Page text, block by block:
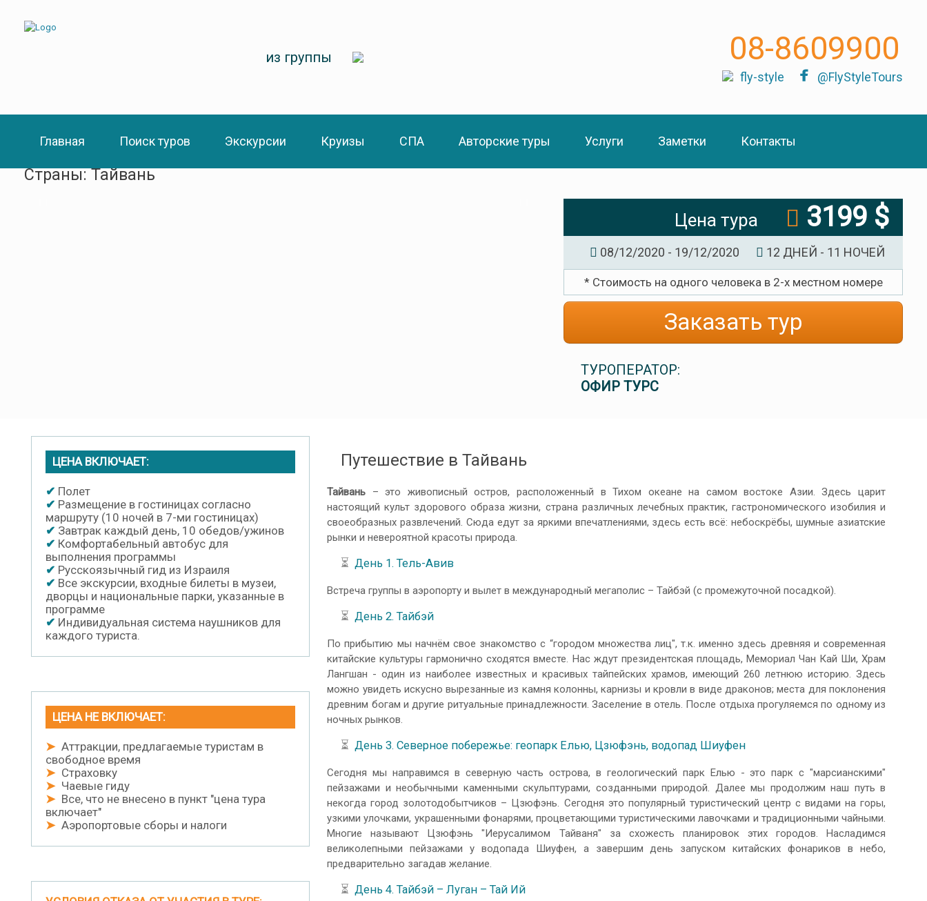
из группы 08-8609900
fly-style @FlyStyleTours
Главная Поиск туров Экскурсии Круизы СПА Авторские туры Услуги Заметки Контакты
Страны: Тайвань
Цена тура 3199 $
08/12/2020 - 19/12/2020 12 ДНЕЙ - 11 НОЧЕЙ
* Стоимость на одного человека в 2-х местном номере
Заказать тур
ТУРОПЕРАТОР:
ОФИР ТУРС
ЦЕНА ВКЛЮЧАЕТ:
✔ Полет
✔ Размещение в гостиницах согласно
маршруту (10 ночей в 7-ми гостиницах)
✔ Завтрак каждый день, 10 обедов/ужинов
✔ Комфортабельный автобус для
выполнения программы
✔ Русскоязычный гид из Израиля
✔ Все экскурсии, входные билеты в музеи,
дворцы и национальные парки, указанные в
программе
✔ Индивидуальная система наушников для
каждого туриста.
ЦЕНА НЕ ВКЛЮЧАЕТ:
➤Аттракции, предлагаемые туристам в
свободное время
➤Страховку
➤Чаевые гиду
➤Все, что не внесено в пункт "цена тура
включает"
➤Аэропортовые сборы и налоги
Путешествие в Тайвань
Тайвань – это живописный остров, расположенный в Тихом океане на самом востоке Азии. Здесь царит
настоящий культ здорового образа жизни, страна различных лечебных практик, гастрономического изобилия и
своеобразных развлечений. Сюда едут за яркими впечатлениями, здесь есть всё: небоскрёбы, шумные азиатские
рынки и невероятной красоты природа.
⏳День 1. Тель-Авив
Встреча группы в аэропорту и вылет в международный мегаполис – Тайбэй (с промежуточной посадкой).
⏳День 2. Тайбэй
По прибытию мы начнём свое знакомство с “городом множества лиц", т.к. именно здесь древняя и современная
китайские культуры гармонично сходятся вместе. Нас ждут президентская площадь, Мемориал Чан Кай Ши, Храм
Лангшан - один из наиболее известных и красивых тайпейских храмов, имеющий 260 летнюю историю. Здесь
можно увидеть искусно вырезанные из камня колонны, карнизы и кровли в виде драконов; места для поклонения
древним богам и другие ритуальные принадлежности. Заселение в отель. После отдыха прогуляемся по одному из
ночных рынков.
⏳День 3. Северное побережье: геопарк Елью, Цзюфэнь, водопад Шиуфен
Сегодня мы направимся в северную часть острова, в геологический парк Елью - это парк с "марсианскими"
пейзажами и необычными каменными скульптурами, созданными природой. Далее мы продолжим наш путь в
некогда город золотодобытчиков – Цзюфэнь. Сегодня это популярный туристический центр с видами на горы,
узкими улочками, украшенными фонарями, процветающими туристическими лавочками и традиционными чайными.
Многие называют Цзюфэнь "Иерусалимом Тайваня" за схожесть планировок этих городов. Насладимся
великолепными пейзажами у водопада Шиуфен, а завершим день запуском китайских фонариков в небо,
предварительно загадав желание.
⏳День 4. Тайбэй – Луган – Тай Ий